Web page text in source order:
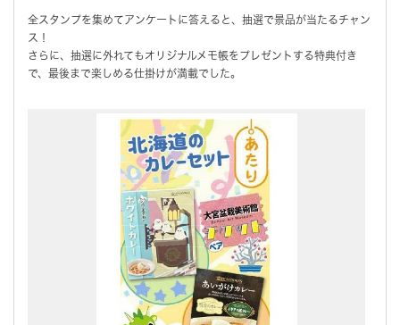
全スタンプを集めてアンケートに答えると、抽選で景品が当たるチャン
ス！
さらに、抽選に外れてもオリジナルメモ帳をプレゼントする特典付き
で、最後まで楽しめる仕掛けが満載でした。